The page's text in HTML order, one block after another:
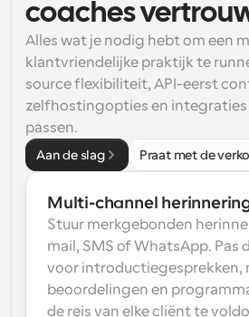
coaches
Alles wat je nodig hebt om een
klantvriendelijke praktijk te
source flexibiliteit, API-eerst
zelfhostingopties en integraties
passen.
Aan de slag Praat met de
Multi-channel
Stuur merkgebonden
mail, SMS of WhatsApp. Pas
voor introductiegesprekken,
beoordelingen en
de reis van elke cliënt te